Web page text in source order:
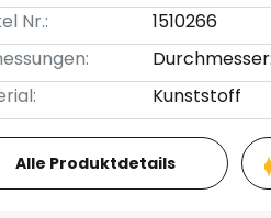
Nr.:
1510266
Kunststoff
Alle Produktdetails